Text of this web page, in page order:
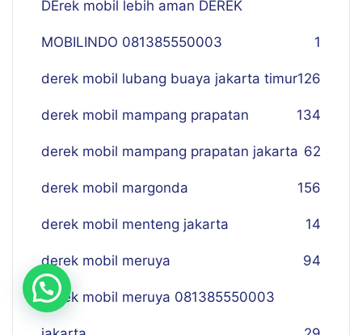
DErek mobil lebih aman DEREK
MOBILINDO 081385550003 1
derek mobil lubang buaya jakarta timur126
derek mobil mampang prapatan 134
derek mobil mampang prapatan jakarta 62
derek mobil margonda 156
derek mobil menteng jakarta 14
derek mobil meruya 94
derek mobil meruya 081385550003